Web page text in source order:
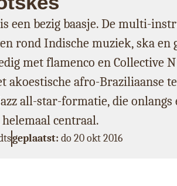
een bezig baasje. De multi-
rond Indische muziek, ska en
met flamenco en Collective N
akoestische afro-Braziliaanse
all-star-formatie, die onlangs
centraal.
geplaatst: do 20 okt 2016